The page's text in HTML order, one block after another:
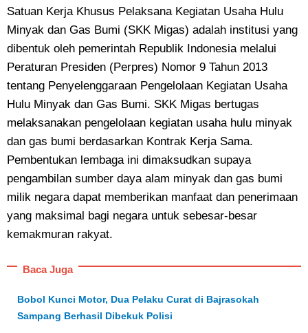
Satuan Kerja Khusus Pelaksana Kegiatan Usaha Hulu
Minyak dan Gas Bumi (SKK Migas) adalah institusi yang
dibentuk oleh pemerintah Republik Indonesia melalui
Peraturan Presiden (Perpres) Nomor 9 Tahun 2013
tentang Penyelenggaraan Pengelolaan Kegiatan Usaha
Hulu Minyak dan Gas Bumi. SKK Migas bertugas
melaksanakan pengelolaan kegiatan usaha hulu minyak
dan gas bumi berdasarkan Kontrak Kerja Sama.
Pembentukan lembaga ini dimaksudkan supaya
pengambilan sumber daya alam minyak dan gas bumi
milik negara dapat memberikan manfaat dan penerimaan
yang maksimal bagi negara untuk sebesar-besar
kemakmuran rakyat.
Baca Juga
Bobol Kunci Motor, Dua Pelaku Curat di Bajrasokah
Sampang Berhasil Dibekuk Polisi